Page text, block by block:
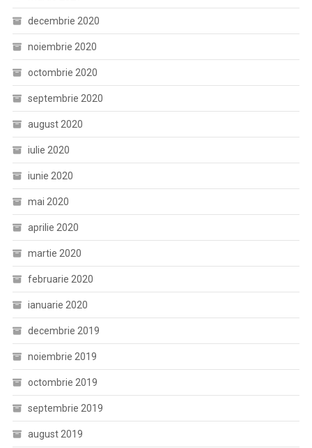
decembrie 2020
noiembrie 2020
octombrie 2020
septembrie 2020
august 2020
iulie 2020
iunie 2020
mai 2020
aprilie 2020
martie 2020
februarie 2020
ianuarie 2020
decembrie 2019
noiembrie 2019
octombrie 2019
septembrie 2019
august 2019